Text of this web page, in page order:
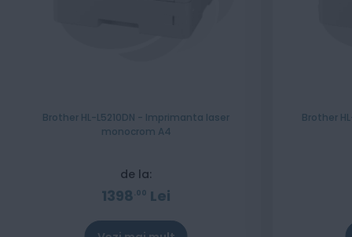
Brother HL-L5210DN - Imprimanta laser
monocrom A4
de la:
1398 00 Lei
Brother